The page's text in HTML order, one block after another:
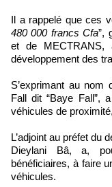
Il a rappelé que ces
480 000 francs Cfa”,
et de MECTRANS,
développement des
S’exprimant au nom
Fall dit “Baye Fall”,
véhicules de
L’adjoint au préfet du
Dieylani Bâ, a,
bénéficiaires, à faire
véhicules.